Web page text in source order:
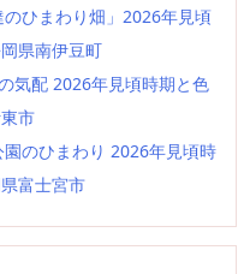
ひまわり畑」2026年見頃
県南伊豆町
気配 2026年見頃時期と色
市
のひまわり 2026年見頃時
富士宮市